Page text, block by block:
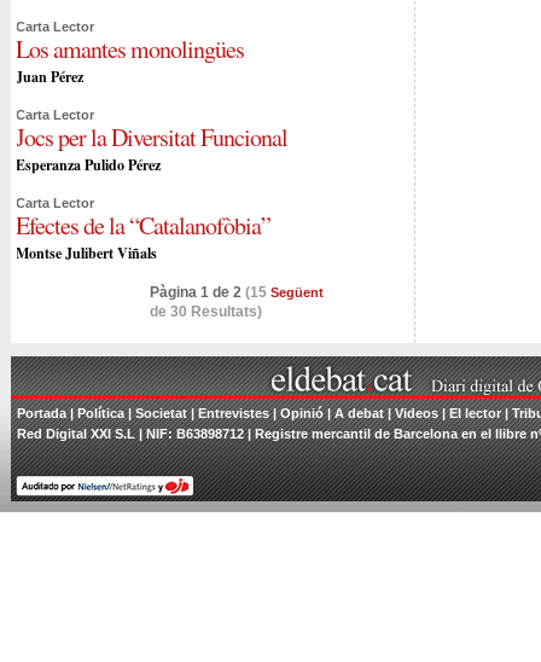
Carta Lector
Los amantes monolingües
Juan Pérez
Carta Lector
Jocs per la Diversitat Funcional
Esperanza Pulido Pérez
Carta Lector
Efectes de la “Catalanofòbia”
Montse Julibert Viñals
Pàgina 1 de 2 (15
de 30 Resultats)
Següent
Portada|Política|Societat|Entrevistes|Opinió|A debat|Videos|El lector|
Red Digital XXI S.L | NIF: B63898712 | Registre mercantil de Barcelona en el llibre